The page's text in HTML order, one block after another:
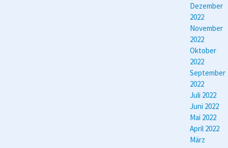
Dezember
2022
November
2022
Oktober
2022
September
2022
Juli 2022
Juni 2022
Mai 2022
April 2022
März